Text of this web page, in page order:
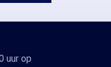
uur op